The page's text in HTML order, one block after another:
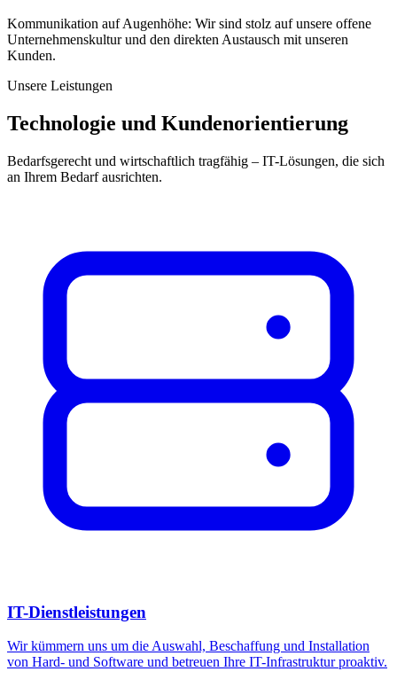
Kommunikation auf Augenhöhe: Wir sind stolz auf unsere offene
Unternehmenskultur und den direkten Austausch mit unseren
Kunden.
Unsere Leistungen
Technologie und Kundenorientierung
Bedarfsgerecht und wirtschaftlich tragfähig – IT-Lösungen, die sich
an Ihrem Bedarf ausrichten.
IT-Dienstleistungen
Wir kümmern uns um die Auswahl, Beschaffung und Installation
von Hard- und Software und betreuen Ihre IT-Infrastruktur proaktiv.